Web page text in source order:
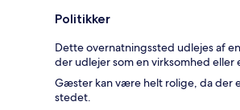
Politikker
Dette overnatningssted udlejes af
der udlejer som en virksomhed eller
Gæster kan være helt rolige, da der
stedet.